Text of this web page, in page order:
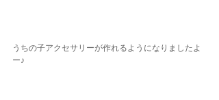
うちの子アクセサリーが作れるようになりましたよ
ー♪